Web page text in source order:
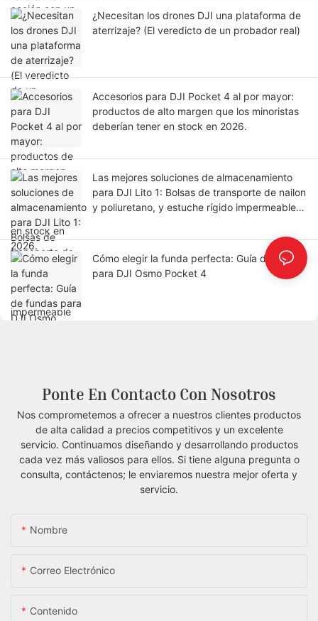
¿Necesitan los drones DJI una plataforma de
aterrizaje? (El veredicto de un probador real)
Accesorios para DJI Pocket 4 al por mayor:
productos de alto margen que los minoristas
deberían tener en stock en 2026.
Las mejores soluciones de almacenamiento
para DJI Lito 1: Bolsas de transporte de nailon
y poliuretano, y estuche rígido impermeable
Cómo elegir la funda perfecta: Guía de fundas
para DJI Osmo Pocket 4
Ponte En Contacto Con Nosotros
Nos comprometemos a ofrecer a nuestros clientes productos
de alta calidad a precios competitivos y un excelente
servicio. Continuamos diseñando y desarrollando productos
cada vez más valiosos para ellos. Si tiene alguna pregunta o
consulta, contáctenos; le enviaremos nuestra mejor oferta y
servicio.
Nombre
Correo Electrónico
Contenido